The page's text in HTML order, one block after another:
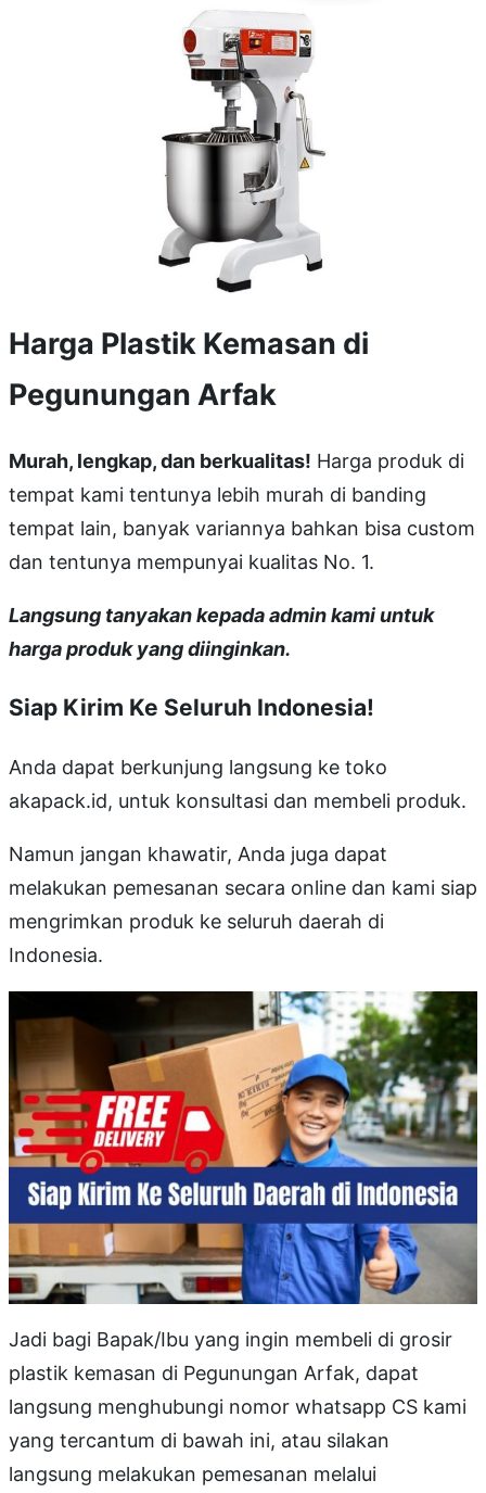
Harga Plastik Kemasan di
Pegunungan Arfak
Murah, lengkap, dan berkualitas! Harga produk di
tempat kami tentunya lebih murah di banding
tempat lain, banyak variannya bahkan bisa custom
dan tentunya mempunyai kualitas No. 1.
Langsung tanyakan kepada admin kami untuk
harga produk yang diinginkan.
Siap Kirim Ke Seluruh Indonesia!
Anda dapat berkunjung langsung ke toko
akapack.id, untuk konsultasi dan membeli produk.
Namun jangan khawatir, Anda juga dapat
melakukan pemesanan secara online dan kami siap
mengrimkan produk ke seluruh daerah di
Indonesia.
Jadi bagi Bapak/Ibu yang ingin membeli di grosir
plastik kemasan di Pegunungan Arfak, dapat
langsung menghubungi nomor whatsapp CS kami
yang tercantum di bawah ini, atau silakan
langsung melakukan pemesanan melalui